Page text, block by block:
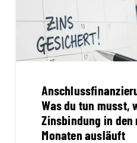
Was du tun musst,
Zinsbindung in den
Monaten ausläuft